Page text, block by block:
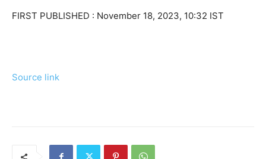
FIRST PUBLISHED : November 18, 2023, 10:32 IST
Source link